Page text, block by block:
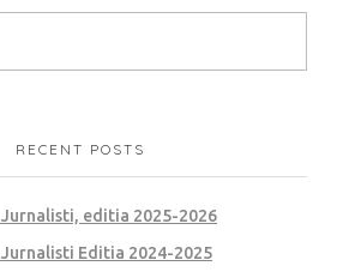
RECENT POSTS
editia 2025-2026
Editia 2024-2025